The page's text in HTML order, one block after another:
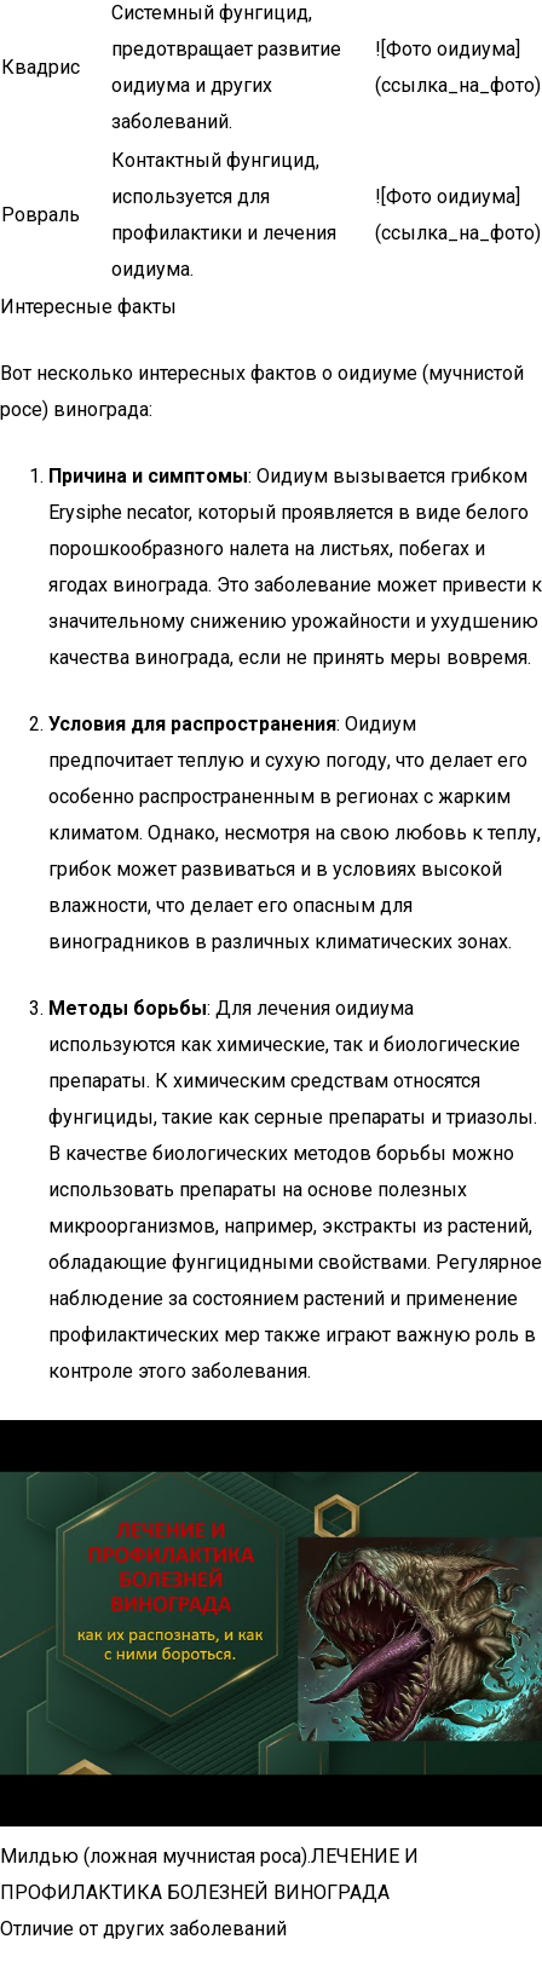
Квадрис
Системный фунгицид,
предотвращает развитие
оидиума и других
заболеваний.
![Фото оидиума]
(ссылка_на_фото)
Ровраль
Контактный фунгицид,
используется для
профилактики и лечения
оидиума.
![Фото оидиума]
(ссылка_на_фото)
Интересные факты
Вот несколько интересных фактов о оидиуме (мучнистой
росе) винограда:
Причина и симптомы: Оидиум вызывается грибком
Erysiphe necator, который проявляется в виде белого
порошкообразного налета на листьях, побегах и
ягодах винограда. Это заболевание может привести к
значительному снижению урожайности и ухудшению
качества винограда, если не принять меры вовремя.
Условия для распространения: Оидиум
предпочитает теплую и сухую погоду, что делает его
особенно распространенным в регионах с жарким
климатом. Однако, несмотря на свою любовь к теплу,
грибок может развиваться и в условиях высокой
влажности, что делает его опасным для
виноградников в различных климатических зонах.
Методы борьбы: Для лечения оидиума
используются как химические, так и биологические
препараты. К химическим средствам относятся
фунгициды, такие как серные препараты и триазолы.
В качестве биологических методов борьбы можно
использовать препараты на основе полезных
микроорганизмов, например, экстракты из растений,
обладающие фунгицидными свойствами. Регулярное
наблюдение за состоянием растений и применение
профилактических мер также играют важную роль в
контроле этого заболевания.
Милдью (ложная мучнистая роса).ЛЕЧЕНИЕ И
ПРОФИЛАКТИКА БОЛЕЗНЕЙ ВИНОГРАДА
Отличие от других заболеваний